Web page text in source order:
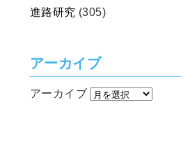
進路研究 (305)
アーカイブ
アーカイブ